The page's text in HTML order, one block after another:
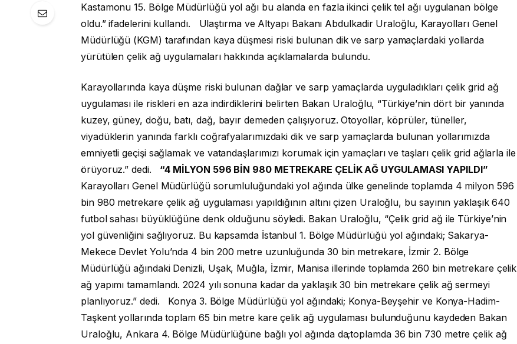
Kastamonu 15. Bölge Müdürlüğü yol ağı bu alanda en fazla ikinci çelik tel ağı uygulanan bölge
oldu.” ifadelerini kullandı. Ulaştırma ve Altyapı Bakanı Abdulkadir Uraloğlu, Karayolları Genel
Müdürlüğü (KGM) tarafından kaya düşmesi riski bulunan dik ve sarp yamaçlardaki yollarda
yürütülen çelik ağ uygulamaları hakkında açıklamalarda bulundu.
Karayollarında kaya düşme riski bulunan dağlar ve sarp yamaçlarda uyguladıkları çelik grid ağ
uygulaması ile riskleri en aza indirdiklerini belirten Bakan Uraloğlu, “Türkiye’nin dört bir yanında
kuzey, güney, doğu, batı, dağ, bayır demeden çalışıyoruz. Otoyollar, köprüler, tüneller,
viyadüklerin yanında farklı coğrafyalarımızdaki dik ve sarp yamaçlarda bulunan yollarımızda
emniyetli geçişi sağlamak ve vatandaşlarımızı korumak için yamaçları ve taşları çelik grid ağlarla ile
örüyoruz.” dedi. “4 MİLYON 596 BİN 980 METREKARE ÇELİK AĞ UYGULAMASI YAPILDI”
Karayolları Genel Müdürlüğü sorumluluğundaki yol ağında ülke genelinde toplamda 4 milyon 596
bin 980 metrekare çelik ağ uygulaması yapıldığının altını çizen Uraloğlu, bu sayının yaklaşık 640
futbol sahası büyüklüğüne denk olduğunu söyledi. Bakan Uraloğlu, “Çelik grid ağ ile Türkiye’nin
yol güvenliğini sağlıyoruz. Bu kapsamda İstanbul 1. Bölge Müdürlüğü yol ağındaki; Sakarya-
Mekece Devlet Yolu’nda 4 bin 200 metre uzunluğunda 30 bin metrekare, İzmir 2. Bölge
Müdürlüğü ağındaki Denizli, Uşak, Muğla, İzmir, Manisa illerinde toplamda 260 bin metrekare çelik
ağ yapımı tamamlandı. 2024 yılı sonuna kadar da yaklaşık 30 bin metrekare çelik ağ sermeyi
planlıyoruz.” dedi. Konya 3. Bölge Müdürlüğü yol ağındaki; Konya-Beyşehir ve Konya-Hadim-
Taşkent yollarında toplam 65 bin metre kare çelik ağ uygulaması bulunduğunu kaydeden Bakan
Uraloğlu, Ankara 4. Bölge Müdürlüğüne bağlı yol ağında da;toplamda 36 bin 730 metre çelik ağ